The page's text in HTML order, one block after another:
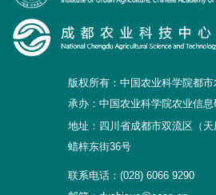
版权所有：中国农业科学院都
承办：中国农业科学院农业信息
地址：四川省成都市双流区（
蜡梓东街36号
联系电话：(028) 6066 9290